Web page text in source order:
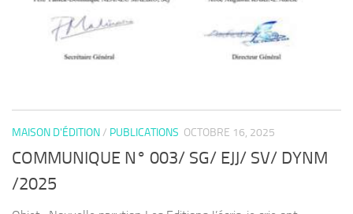
MAISON D'ÉDITION/ PUBLICATIONS OCTOBRE 16, 2025
COMMUNIQUE N° 003/ SG/ EJJ/ SV/ DYNM
/2025